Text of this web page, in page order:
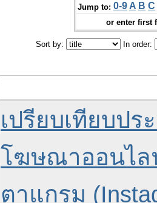
Jump to: 0-9 A B C
or enter first
Sort by: In order:
เปรียบเทียบป
โฆษณาออนไ
ตาแกรม